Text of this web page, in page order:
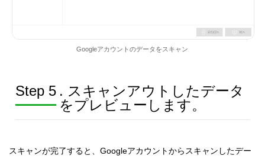
Googleアカウントのデータをスキャン
Step 5 . スキャンアウトしたデータ
をプレビューします。
スキャンが完了すると、Googleアカウントからスキャンしたデー